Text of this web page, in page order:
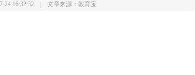
24 16:32:32 | 文章来源：教育宝